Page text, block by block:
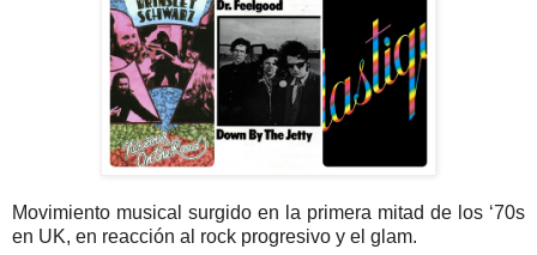
Movimiento musical surgido en la primera mitad de los ‘70s
en UK, en reacción al rock progresivo y el glam.